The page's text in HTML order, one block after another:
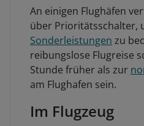
An einigen Flughäfen
über Prioritätsschalter,
Sonderleistungen zu
reibungslose Flugreise
Stunde früher als zur
am Flughafen sein.
Im Flugzeug